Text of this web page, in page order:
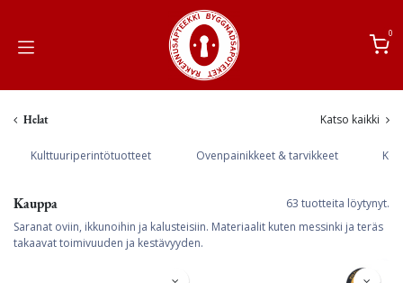
0
Helat Katso kaikki
Kulttuuriperintötuotteet Ovenpainikkeet & tarvikkeet
Kauppa
63 tuotteita löytynyt.
Saranat oviin, ikkunoihin ja kalusteisiin. Materiaalit kuten messinki ja teräs
takaavat toimivuuden ja kestävyyden.